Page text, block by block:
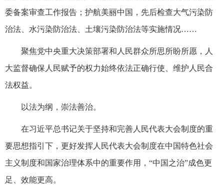
委备案审查工作报告；护航美丽中国，先后检查大气污染防
治法、水污染防治法、土壤污染防治法等实施情况……
聚焦党中央重大决策部署和人民群众所思所盼所愿，人
大监督确保人民赋予的权力始终依法正确行使、维护人民合
法权益。
以法为纲，崇法善治。
在习近平总书记关于坚持和完善人民代表大会制度的重
要思想指引下，更好发挥人民代表大会制度在中国特色社会
主义制度和国家治理体系中的重要作用，“中国之治”成色更
足、效能更高。